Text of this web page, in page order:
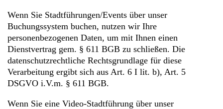
Wenn Sie Stadtführungen/Events über unser
Buchungssystem buchen, nutzen wir Ihre
personenbezogenen Daten, um mit Ihnen einen
Dienstvertrag gem. § 611 BGB zu schließen. Die
datenschutzrechtliche Rechtsgrundlage für diese
Verarbeitung ergibt sich aus Art. 6 I lit. b), Art. 5
DSGVO i.V.m. § 611 BGB.
Wenn Sie eine Video-Stadtführung über unser